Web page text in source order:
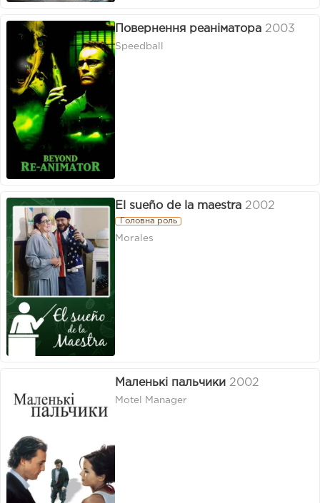
Повернення реаніматора 2003
Speedball
El sueño de la maestra 2002
Головна роль
Morales
Маленькі пальчики 2002
Motel Manager